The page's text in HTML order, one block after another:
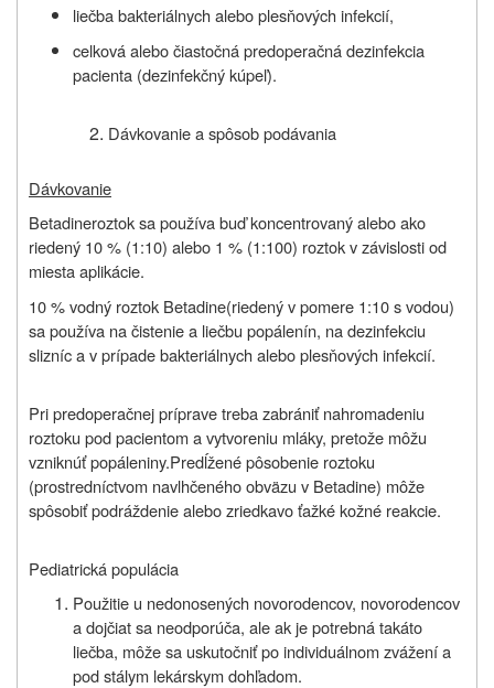
liečba bakteriálnych alebo plesňových infekcií,
celková alebo čiastočná predoperačná dezinfekcia
pacienta (dezinfekčný kúpeľ).
Dávkovanie a spôsob podávania
Dávkovanie
Betadineroztok sa používa buď koncentrovaný alebo ako
riedený 10 % (1:10) alebo 1 % (1:100) roztok v závislosti od
miesta aplikácie.
10 % vodný roztok Betadine(riedený v pomere 1:10 s vodou)
sa používa na čistenie a liečbu popálenín, na dezinfekciu
slizníc a v prípade bakteriálnych alebo plesňových infekcií.
Pri predoperačnej príprave treba zabrániť nahromadeniu
roztoku pod pacientom a vytvoreniu mláky, pretože môžu
vzniknúť popáleniny.Predĺžené pôsobenie roztoku
(prostredníctvom navlhčeného obväzu v Betadine) môže
spôsobiť podráždenie alebo zriedkavo ťažké kožné reakcie.
Pediatrická populácia
Použitie u nedonosených novorodencov, novorodencov
a dojčiat sa neodporúča, ale ak je potrebná takáto
liečba, môže sa uskutočniť po individuálnom zvážení a
pod stálym lekárskym dohľadom.